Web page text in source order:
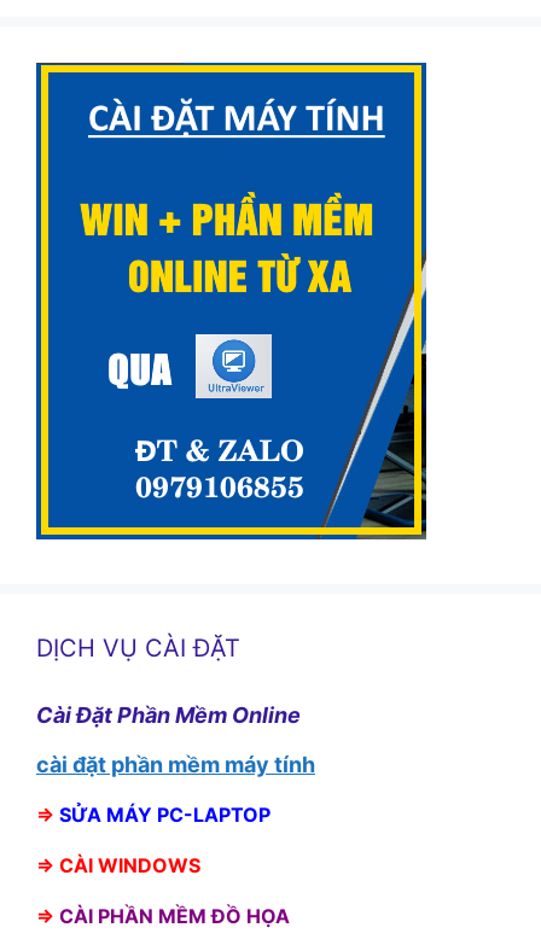
DỊCH VỤ CÀI ĐẶT
Cài Đặt Phần Mềm Online
cài đặt phần mềm máy tính
⇒ SỬA MÁY PC-LAPTOP
⇒ CÀI WINDOWS
⇒ CÀI PHẦN MỀM ĐỒ HỌA